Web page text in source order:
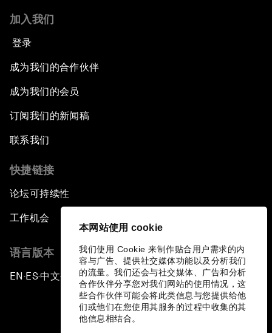
本网站使用 cookie
我们使用 Cookie 来制作贴合用户需求的内
容与广告、提供社交媒体功能以及分析我们
的流量。我们还会与社交媒体、广告和分析
合作伙伴分享您对我们网站的使用情况，这
些合作伙伴可能会将此类信息与您提供给他
们或他们在您使用其服务的过程中收集的其
他信息相结合。
加入我们
登录
成为我们的合作伙伴
成为我们的会员
订阅我们的新闻稿
联系我们
快捷链接
论坛可持续性
工作机会
语言版本
EN ▪ ES▪中文▪ 日本語